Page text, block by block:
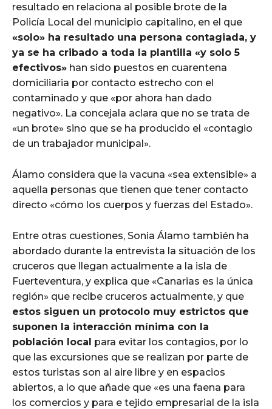
resultado en relaciona al posible brote de la
Policía Local del municipio capitalino, en el que
«solo» ha resultado una persona contagiada, y
ya se ha cribado a toda la plantilla «y solo 5
efectivos» han sido puestos en cuarentena
domiciliaria por contacto estrecho con el
contaminado y que «por ahora han dado
negativo». La concejala aclara que no se trata de
«un brote» sino que se ha producido el «contagio
de un trabajador municipal».
Álamo considera que la vacuna «sea extensible» a
aquella personas que tienen que tener contacto
directo «cómo los cuerpos y fuerzas del Estado».
Entre otras cuestiones, Sonia Álamo también ha
abordado durante la entrevista la situación de los
cruceros que llegan actualmente a la isla de
Fuerteventura, y explica que «Canarias es la única
región» que recibe cruceros actualmente, y que
estos siguen un protocolo muy estrictos que
suponen la interacción mínima con la
población local para evitar los contagios, por lo
que las excursiones que se realizan por parte de
estos turistas son al aire libre y en espacios
abiertos, a lo que añade que «es una faena para
los comercios y para e tejido empresarial de la isla